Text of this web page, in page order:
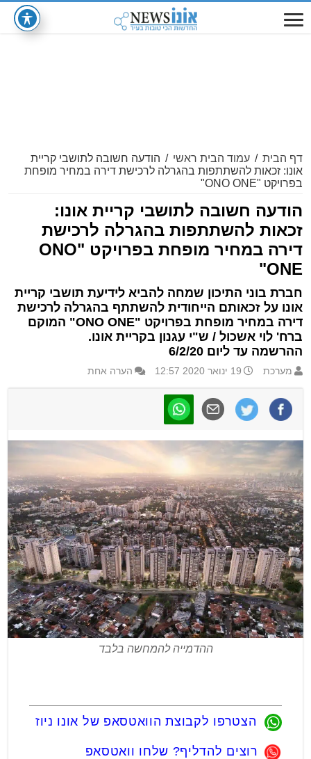
דף הבית / עמוד הבית ראשי / הודעה חשובה לתושבי קריית
אונו: זכאות להשתתפות בהגרלה לרכישת דירה במחיר מופחת
בפרויקט "ONO ONE"
הודעה חשובה לתושבי קריית אונו:
זכאות להשתתפות בהגרלה לרכישת
דירה במחיר מופחת בפרויקט "ONO
ONE"
חברת בוני התיכון שמחה להביא לידיעת תושבי קריית
אונו על זכאותם הייחודית להשתתף בהגרלה לרכישת
דירה במחיר מופחת בפרויקט "ONO ONE" המוקם
ברח' לוי אשכול / ש"י עגנון בקריית אונו.
ההרשמה עד ליום 6/2/20
מערכת 19 ינואר 2020 12:57 הערה אחת
ההדמייה להמחשה בלבד
הצטרפו לקבוצת הוואטסאפ של אונו ניוז
רוצים להדליף? שלחו וואטסאפ